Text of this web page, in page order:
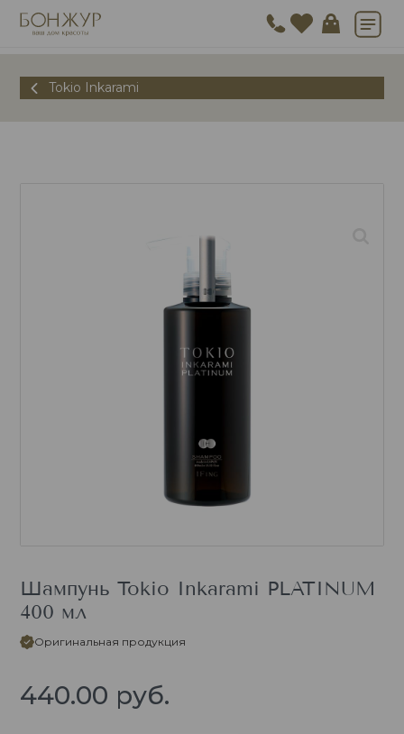
Tokio Inkarami
Шампунь Tokio Inkarami PLATINUM
400 мл
Оригинальная продукция
440.00 руб.